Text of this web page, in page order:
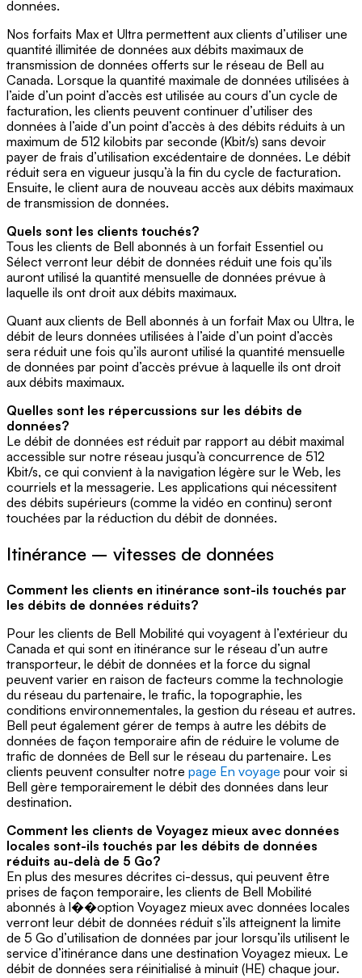
données.
Nos forfaits Max et Ultra permettent aux clients d’utiliser une
quantité illimitée de données aux débits maximaux de
transmission de données offerts sur le réseau de Bell au
Canada. Lorsque la quantité maximale de données utilisées à
l’aide d’un point d’accès est utilisée au cours d’un cycle de
facturation, les clients peuvent continuer d’utiliser des
données à l’aide d’un point d’accès à des débits réduits à un
maximum de 512 kilobits par seconde (Kbit/s) sans devoir
payer de frais d’utilisation excédentaire de données. Le débit
réduit sera en vigueur jusqu’à la fin du cycle de facturation.
Ensuite, le client aura de nouveau accès aux débits maximaux
de transmission de données.
Quels sont les clients touchés?
Tous les clients de Bell abonnés à un forfait Essentiel ou
Sélect verront leur débit de données réduit une fois qu’ils
auront utilisé la quantité mensuelle de données prévue à
laquelle ils ont droit aux débits maximaux.
Quant aux clients de Bell abonnés à un forfait Max ou Ultra, le
débit de leurs données utilisées à l’aide d’un point d’accès
sera réduit une fois qu’ils auront utilisé la quantité mensuelle
de données par point d’accès prévue à laquelle ils ont droit
aux débits maximaux.
Quelles sont les répercussions sur les débits de
données?
Le débit de données est réduit par rapport au débit maximal
accessible sur notre réseau jusqu’à concurrence de 512
Kbit/s, ce qui convient à la navigation légère sur le Web, les
courriels et la messagerie. Les applications qui nécessitent
des débits supérieurs (comme la vidéo en continu) seront
touchées par la réduction du débit de données.
Itinérance – vitesses de données
Comment les clients en itinérance sont-ils touchés par
les débits de données réduits?
Pour les clients de Bell Mobilité qui voyagent à l’extérieur du
Canada et qui sont en itinérance sur le réseau d’un autre
transporteur, le débit de données et la force du signal
peuvent varier en raison de facteurs comme la technologie
du réseau du partenaire, le trafic, la topographie, les
conditions environnementales, la gestion du réseau et autres.
Bell peut également gérer de temps à autre les débits de
données de façon temporaire afin de réduire le volume de
trafic de données de Bell sur le réseau du partenaire. Les
clients peuvent consulter notre page En voyage pour voir si
Bell gère temporairement le débit des données dans leur
destination.
Comment les clients de Voyagez mieux avec données
locales sont-ils touchés par les débits de données
réduits au-delà de 5 Go?
En plus des mesures décrites ci-dessus, qui peuvent être
prises de façon temporaire, les clients de Bell Mobilité
abonnés à l��option Voyagez mieux avec données locales
verront leur débit de données réduit s’ils atteignent la limite
de 5 Go d’utilisation de données par jour lorsqu’ils utilisent le
service d’itinérance dans une destination Voyagez mieux. Le
débit de données sera réinitialisé à minuit (HE) chaque jour.